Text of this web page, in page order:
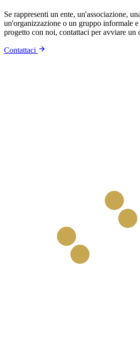
Se rappresenti un ente, un'associazione,
un'organizzazione o un gruppo informale
progetto con noi, contattaci per avviare un
Contattaci